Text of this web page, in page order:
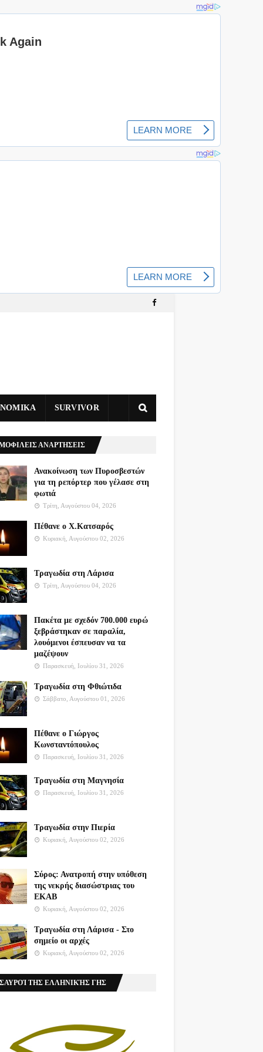
SURVIVOR
ΑΝΑΡΤΗΣΕΙΣ
Ανακοίνωση των Πυροσβεστών
για τη ρεπόρτερ που γέλασε στη
φωτιά
Τρίτη, Αυγούστου 04, 2026
Πέθανε ο Χ.Κατσαρός
Κυριακή, Αυγούστου 02, 2026
Τραγωδία στη Λάρισα
Τρίτη, Αυγούστου 04, 2026
Πακέτα με σχεδόν 700.000 ευρώ
ξεβράστηκαν σε παραλία,
λουόμενοι έσπευσαν να τα
μαζέψουν
Παρασκευή, Ιουλίου 31, 2026
Τραγωδία στη Φθιώτιδα
Σάββατο, Αυγούστου 01, 2026
Πέθανε ο Γιώργος
Κωνσταντόπουλος
Παρασκευή, Ιουλίου 31, 2026
Τραγωδία στη Μαγνησία
Παρασκευή, Ιουλίου 31, 2026
Τραγωδία στην Πιερία
Κυριακή, Αυγούστου 02, 2026
Σύρος: Ανατροπή στην υπόθεση
της νεκρής διασώστριας του
ΕΚΑΒ
Κυριακή, Αυγούστου 02, 2026
Τραγωδία στη Λάρισα - Στο
σημείο οι αρχές
Κυριακή, Αυγούστου 02, 2026
ΤΗΣ ΕΛΛΗΝΙΚΉΣ ΓΗΣ